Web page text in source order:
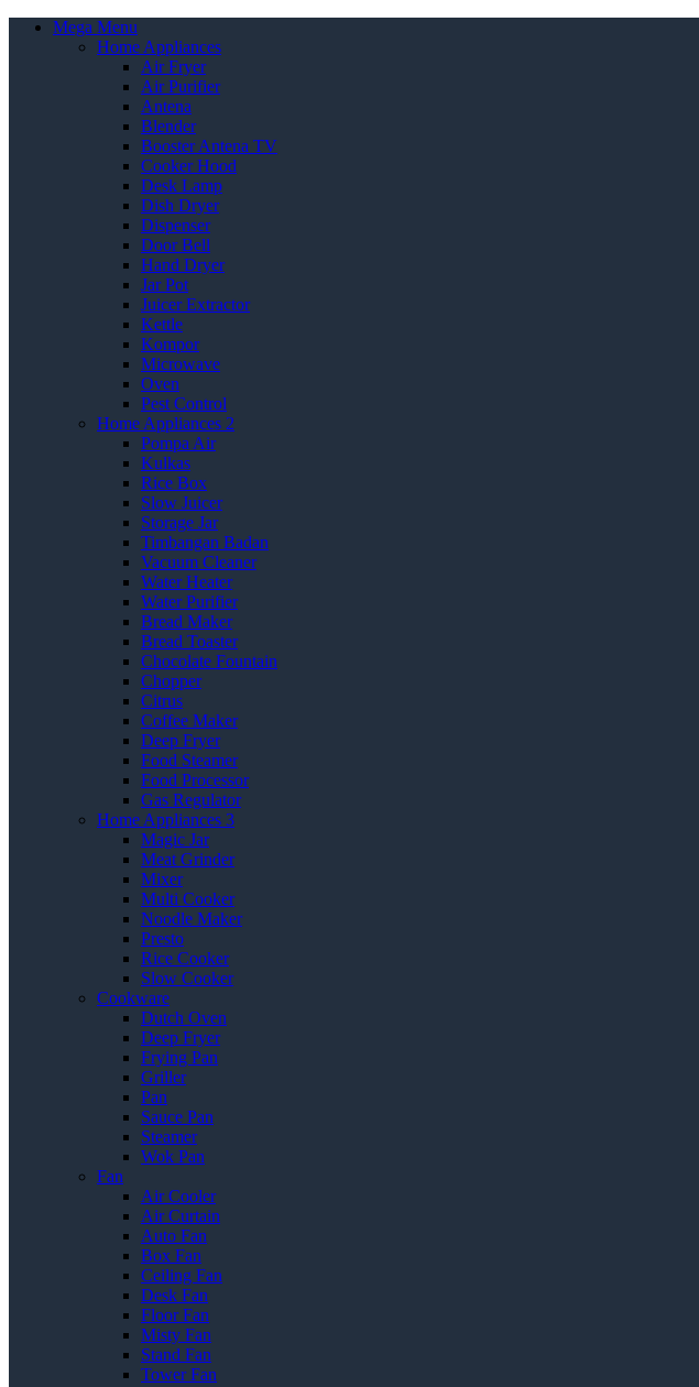
Mega Menu
Home Appliances
Air Fryer
Air Purifier
Antena
Blender
Booster Antena TV
Cooker Hood
Desk Lamp
Dish Dryer
Dispenser
Door Bell
Hand Dryer
Jar Pot
Juicer Extractor
Kettle
Kompor
Microwave
Oven
Pest Control
Home Appliances 2
Pompa Air
Kulkas
Rice Box
Slow Juicer
Storage Jar
Timbangan Badan
Vacuum Cleaner
Water Heater
Water Purifier
Bread Maker
Bread Toaster
Chocolate Fountain
Chopper
Citrus
Coffee Maker
Deep Fryer
Food Steamer
Food Processor
Gas Regulator
Home Appliances 3
Magic Jar
Meat Grinder
Mixer
Multi Cooker
Noodle Maker
Presto
Rice Cooker
Slow Cooker
Cookware
Dutch Oven
Deep Fryer
Frying Pan
Griller
Pan
Sauce Pan
Steamer
Wok Pan
Fan
Air Cooler
Air Curtain
Auto Fan
Box Fan
Ceiling Fan
Desk Fan
Floor Fan
Misty Fan
Stand Fan
Tower Fan